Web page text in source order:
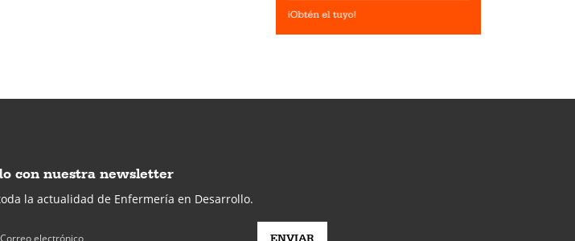
con nuestra newsletter
la actualidad de Enfermería en Desarrollo.